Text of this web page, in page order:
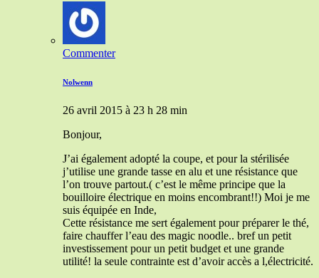
Commenter
Nolwenn
26 avril 2015 à 23 h 28 min
Bonjour,
J’ai également adopté la coupe, et pour la stérilisée
j’utilise une grande tasse en alu et une résistance que
l’on trouve partout.( c’est le même principe que la
bouilloire électrique en moins encombrant!!) Moi je me
suis équipée en Inde,
Cette résistance me sert également pour préparer le thé,
faire chauffer l’eau des magic noodle.. bref un petit
investissement pour un petit budget et une grande
utilité! la seule contrainte est d’avoir accès a l,électricité.